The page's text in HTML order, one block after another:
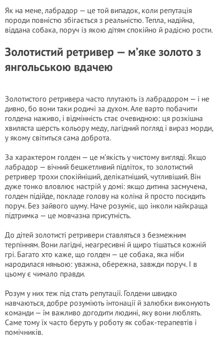
Як на мене, лабрадор — це той випадок, коли репутація
породи повністю збігається з реальністю. Тепла, надійна,
віддана собака, поруч із якою дітям спокійно й радісно рости.
Золотистий ретривер — м’яке золото з
янгольською вдачею
Золотистого ретривера часто плутають із лабрадором — і не
дивно, бо вони таки родичі за духом. Але варто побачити
голдена наживо, і відмінність стає очевидною: ця розкішна
хвиляста шерсть кольору меду, лагідний погляд і вираз морди,
у якому світиться сама доброта.
За характером голден — це м’якість у чистому вигляді. Якщо
лабрадор — вічний бешкетливий підліток, то золотистий
ретривер трохи спокійніший, делікатніший, чутливіший. Він
дуже тонко вловлює настрій у домі: якщо дитина засмучена,
голден підійде, покладе голову на коліна й просто посидить
поруч. Без зайвого шуму. Наче розуміє, що інколи найкраща
підтримка — це мовчазна присутність.
До дітей золотисті ретривери ставляться з безмежним
терпінням. Вони лагідні, неагресивні й щиро тішаться кожній
грі. Багато хто каже, що голден — це собака, яка ніби
народилася няньою: уважна, обережна, завжди поруч. І в
цьому є чимало правди.
Розум у них теж під стать репутації. Голдени швидко
навчаються, добре розуміють інтонації й залюбки виконують
команди — їм важливо догодити людині, яку вони люблять.
Саме тому їх часто беруть у роботу як собак-терапевтів і
помічників.